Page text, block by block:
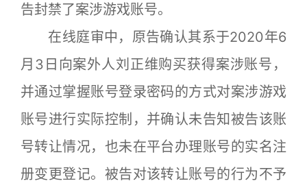
告封禁了案涉游戏账号。
在线庭审中，原告确认其系于2020年6
月3日向案外人刘正维购买获得案涉账号，
并通过掌握账号登录密码的方式对案涉游戏
账号进行实际控制，并确认未告知被告该账
号转让情况，也未在平台办理账号的实名注
册变更登记。被告对该转让账号的行为不予